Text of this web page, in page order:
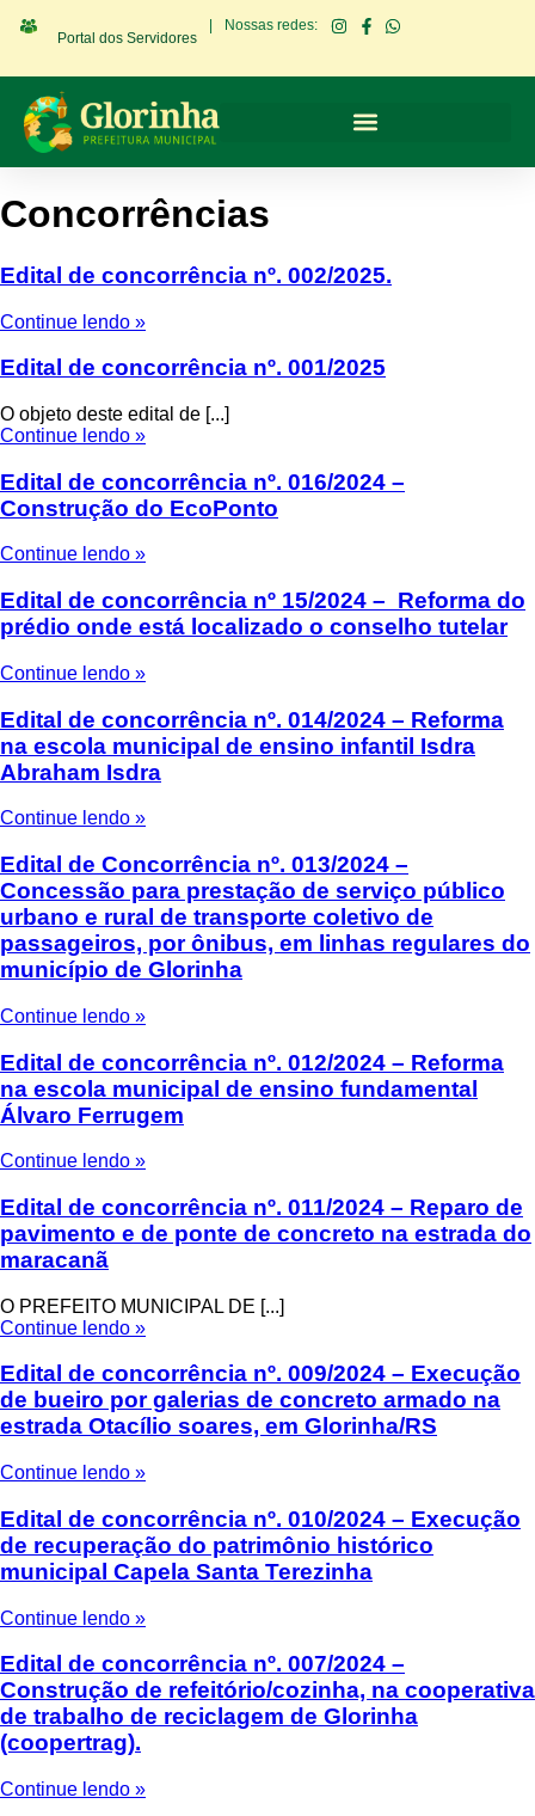
Portal dos Servidores
Nossas redes:
Concorrências
Edital de concorrência nº. 002/2025.
Continue lendo »
Edital de concorrência nº. 001/2025
O objeto deste edital de [...]
Continue lendo »
Edital de concorrência nº. 016/2024 –
Construção do EcoPonto
Continue lendo »
Edital de concorrência nº 15/2024 – Reforma do
prédio onde está localizado o conselho tutelar
Continue lendo »
Edital de concorrência nº. 014/2024 – Reforma
na escola municipal de ensino infantil Isdra
Abraham Isdra
Continue lendo »
Edital de Concorrência nº. 013/2024 –
Concessão para prestação de serviço público
urbano e rural de transporte coletivo de
passageiros, por ônibus, em linhas regulares do
município de Glorinha
Continue lendo »
Edital de concorrência nº. 012/2024 – Reforma
na escola municipal de ensino fundamental
Álvaro Ferrugem
Continue lendo »
Edital de concorrência nº. 011/2024 – Reparo de
pavimento e de ponte de concreto na estrada do
maracanã
O PREFEITO MUNICIPAL DE [...]
Continue lendo »
Edital de concorrência nº. 009/2024 – Execução
de bueiro por galerias de concreto armado na
estrada Otacílio soares, em Glorinha/RS
Continue lendo »
Edital de concorrência nº. 010/2024 – Execução
de recuperação do patrimônio histórico
municipal Capela Santa Terezinha
Continue lendo »
Edital de concorrência nº. 007/2024 –
Construção de refeitório/cozinha, na cooperativa
de trabalho de reciclagem de Glorinha
(coopertrag).
Continue lendo »